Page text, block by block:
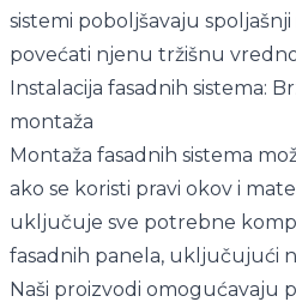
sistemi poboljšavaju
povećati njenu tržišnu
Instalacija fasadnih sistema:
montaža
Montaža fasadnih sistema
ako se koristi pravi okov i
uključuje sve potrebne
fasadnih panela, uključujući
Naši proizvodi omogućavaju